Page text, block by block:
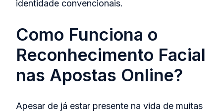
identidade convencionais.
Como Funciona o
Reconhecimento Facial
nas Apostas Online?
Apesar de já estar presente na vida de muitas